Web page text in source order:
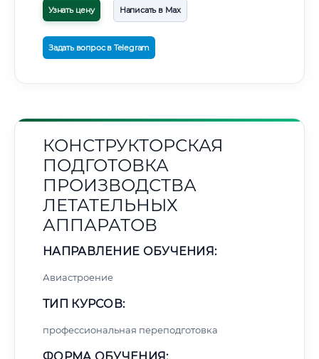
Узнать цену Написать в Max
Задать вопрос в Telegram
КОНСТРУКТОРСКАЯ
ПОДГОТОВКА
ПРОИЗВОДСТВА
ЛЕТАТЕЛЬНЫХ
АППАРАТОВ
НАПРАВЛЕНИЕ ОБУЧЕНИЯ:
Авиастроение
ТИП КУРСОВ:
профессиональная переподготовка